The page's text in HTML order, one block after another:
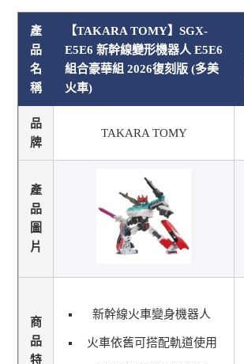
產
品
名
稱
【TAKARA TOMY】SGX-
E5E6 新幹線變形機器人 E5E6
組合豪華組 2026復刻版 (多美
火車)
品
牌
TAKARA TOMY
產
品
圖
片
商
品
特
新幹線火車變身機器人
火車依舊可搭配軌道使用